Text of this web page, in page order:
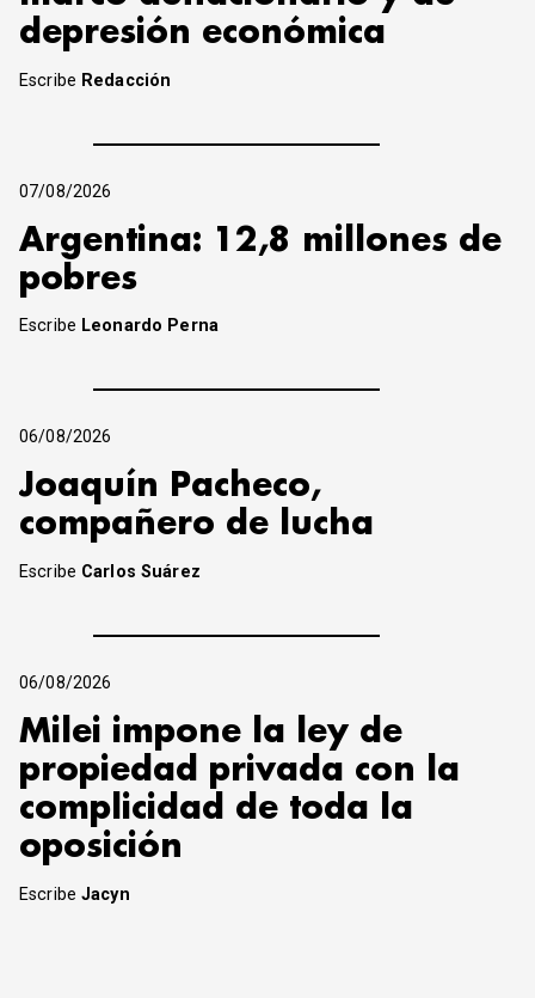
depresión económica
Escribe Redacción
07/08/2026
Argentina: 12,8 millones de
pobres
Escribe Leonardo Perna
06/08/2026
Joaquín Pacheco,
compañero de lucha
Escribe Carlos Suárez
06/08/2026
Milei impone la ley de
propiedad privada con la
complicidad de toda la
oposición
EscribeJacyn